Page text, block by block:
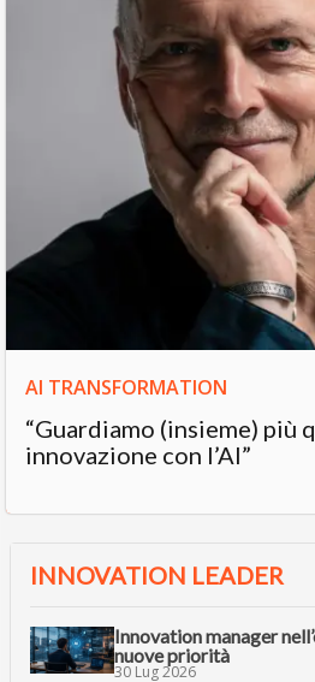
AI TRANSFORMATION
“Guardiamo (insieme) più
innovazione con l’AI”
INNOVATION LEADER
Innovation manager
nuove priorità
30 Lug 2026